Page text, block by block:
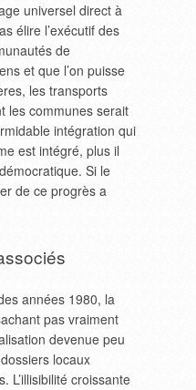
universel direct à
élire l’exécutif des
de
et que l’on puisse
les transports
les communes serait
intégration qui
est intégré, plus il
Si le
de ce progrès a
années 1980, la
pas vraiment
devenue peu
locaux
L’illisibilité croissante